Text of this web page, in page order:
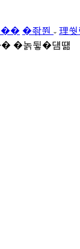
�� �좎쭨
理
�놁뒿�덈떎